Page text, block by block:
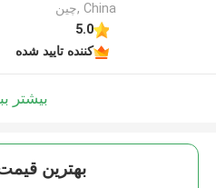
China ,چین
5.0
کننده تایید شده
بیشتر
بهترين